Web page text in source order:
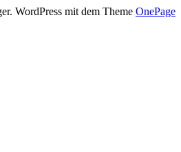
WordPress mit dem Theme OnePage